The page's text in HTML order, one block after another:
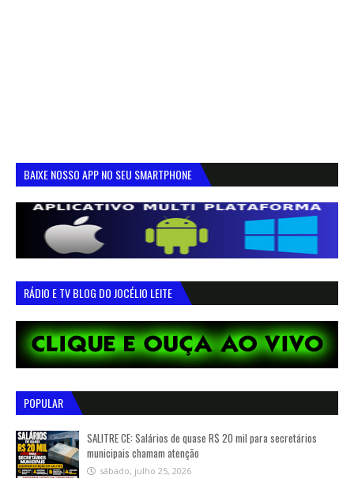
BAIXE NOSSO APP NO SEU SMARTPHONE
RÁDIO E TV BLOG DO JOCÉLIO LEITE
POPULAR
SALITRE CE: Salários de quase R$ 20 mil para secretários
municipais chamam atenção
sábado, julho 25, 2026